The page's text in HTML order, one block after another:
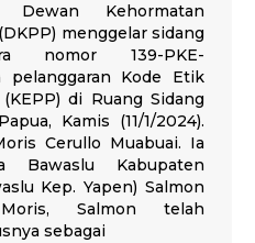
Kehormatan
menggelar sidang
nomor 139-PKE-
pelanggaran Kode Etik
di Ruang Sidang
Kamis (11/1/2024).
Cerullo Muabuai. Ia
Bawaslu Kabupaten
Kep. Yapen) Salmon
Salmon telah
sebagai